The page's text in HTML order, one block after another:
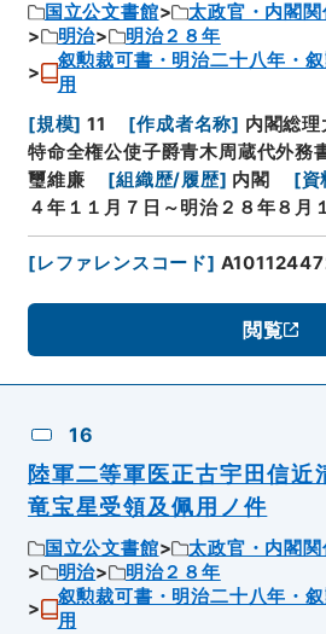
国立公文書館 太政官・内閣関
明治
明治２８年
叙勲裁可書・明治二十八年・
用
[規模] 11 [作成者名称] 内閣総
特命全権公使子爵青木周蔵代外務
璽維廉
[組織歴/履歴] 内閣 [資
４年１１月７日～明治２８年８月
[レファレンスコード]
閲覧
16
陸軍二等軍医正古宇田信近
竜宝星受領及佩用ノ件
国立公文書館 太政官・内閣関
明治
明治２８年
叙勲裁可書・明治二十八年・
用